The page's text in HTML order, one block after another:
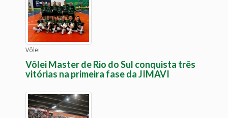
Vôlei
Vôlei Master de Rio do Sul conquista três
vitórias na primeira fase da JIMAVI